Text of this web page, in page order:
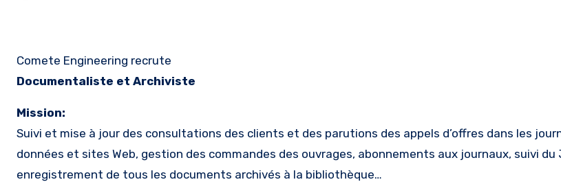
Comete Engineering recrute
Documentaliste et Archiviste
Mission:
Suivi et mise à jour des consultations des clients et des parutions des appels d’offres dans les
données et sites Web, gestion des commandes des ouvrages, abonnements aux journaux, suivi du
enregistrement de tous les documents archivés à la bibliothèque…